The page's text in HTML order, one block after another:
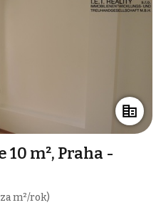
m², Praha -
m²/rok)